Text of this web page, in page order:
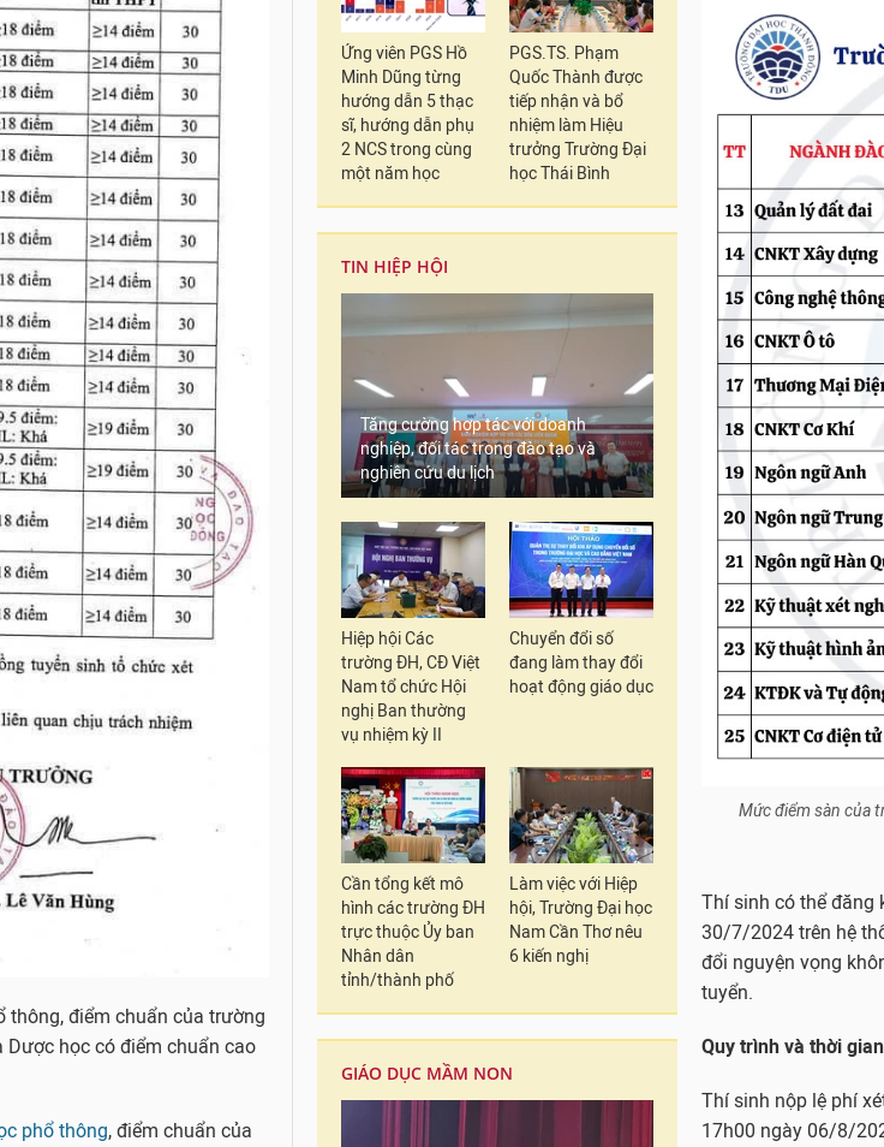
thông, điểm chuẩn của trường
Dược học có điểm chuẩn cao
phổ thông, điểm chuẩn của
Ứng viên PGS Hồ
Minh Dũng từng
hướng dẫn 5 thạc
sĩ, hướng dẫn phụ
2 NCS trong cùng
một năm học
PGS.TS. Phạm
Quốc Thành được
tiếp nhận và bổ
nhiệm làm Hiệu
trưởng Trường Đại
học Thái Bình
TIN HIỆP HỘI
Tăng cường hợp tác với doanh
nghiệp, đối tác trong đào tạo và
nghiên cứu du lịch
Hiệp hội Các
trường ĐH, CĐ Việt
Nam tổ chức Hội
nghị Ban thường
vụ nhiệm kỳ II
Chuyển đổi số
đang làm thay đổi
hoạt động giáo dục
Cần tổng kết mô
hình các trường ĐH
trực thuộc Ủy ban
Nhân dân
tỉnh/thành phố
Làm việc với Hiệp
hội, Trường Đại học
Nam Cần Thơ nêu
6 kiến nghị
GIÁO DỤC MẦM NON
Mức điểm sàn của
Thí sinh có thể đăng
30/7/2024 trên hệ
đổi nguyện vọng
tuyển.
Quy trình và thời
Thí sinh nộp lệ phí
17h00 ngày 06/8/